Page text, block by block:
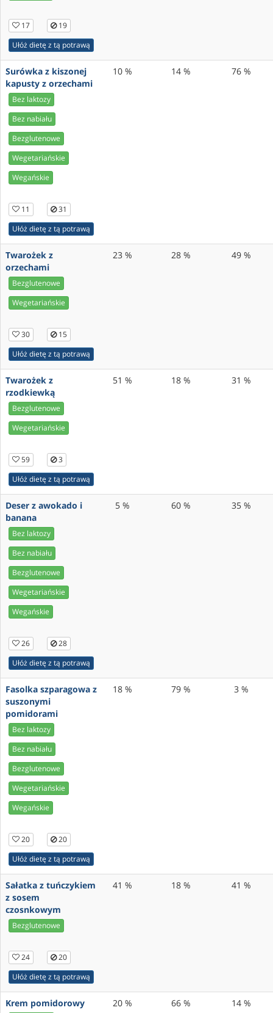
17
19
Ułóż dietę z tą potrawą
Surówka z kiszonej
kapusty z orzechami
Bez laktozy
Bez nabiału
Bezglutenowe
Wegetariańskie
Wegańskie
11
31
Ułóż dietę z tą potrawą
10 % 14 % 76 %
Twarożek z
orzechami
Bezglutenowe
Wegetariańskie
30
15
Ułóż dietę z tą potrawą
23 % 28 % 49 %
Twarożek z
rzodkiewką
Bezglutenowe
Wegetariańskie
59
3
Ułóż dietę z tą potrawą
51 % 18 % 31 %
Deser z awokado i
banana
Bez laktozy
Bez nabiału
Bezglutenowe
Wegetariańskie
Wegańskie
26
28
Ułóż dietę z tą potrawą
5 % 60 % 35 %
Fasolka szparagowa z
suszonymi
pomidorami
Bez laktozy
Bez nabiału
Bezglutenowe
Wegetariańskie
Wegańskie
20
20
Ułóż dietę z tą potrawą
18 % 79 % 3 %
Sałatka z tuńczykiem
z sosem
czosnkowym
Bezglutenowe
24
20
Ułóż dietę z tą potrawą
41 % 18 % 41 %
Krem pomidorowy 20 % 66 % 14 %